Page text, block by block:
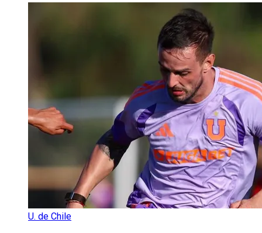
U. de Chile